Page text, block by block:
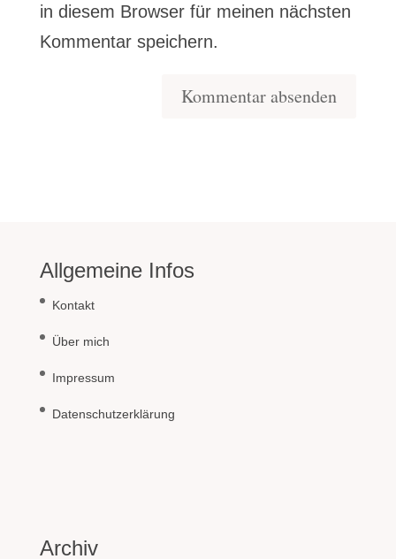
in diesem Browser für meinen nächsten
Kommentar speichern.
Allgemeine Infos
Kontakt
Über mich
Impressum
Datenschutzerklärung
Archiv